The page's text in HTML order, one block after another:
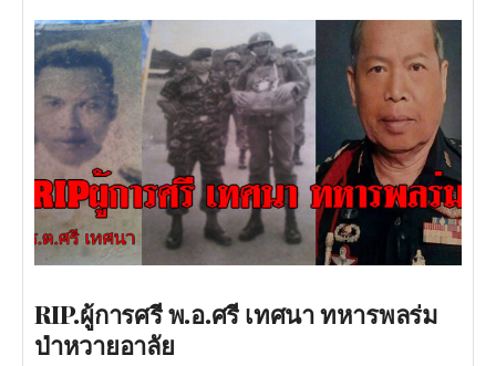
RIP.ผู้การศรี พ.อ.ศรี เทศนา ทหารพลร่ม
ป่าหวายอาลัย